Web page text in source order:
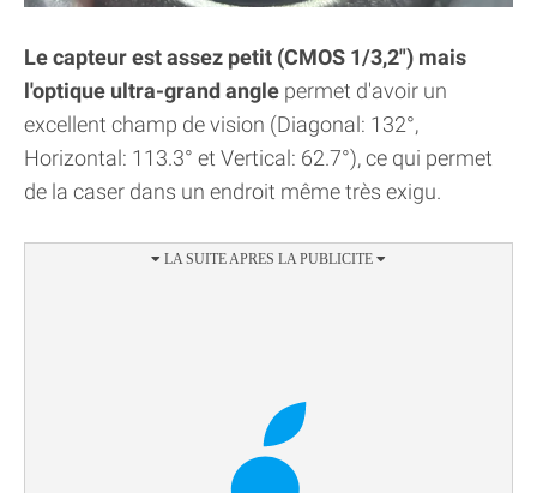
Le capteur est assez petit (CMOS 1/3,2") mais
l'optique ultra-grand angle permet d'avoir un
excellent champ de vision (Diagonal: 132°,
Horizontal: 113.3° et Vertical: 62.7°), ce qui permet
de la caser dans un endroit même très exigu.